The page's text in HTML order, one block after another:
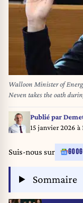
Walloon Minister of
Neven takes the oath
the Walloon government,
parliament in Namur,
reached an agreement to
Publié par
15 janvier 2026 à
Suis-nous sur
Sommaire